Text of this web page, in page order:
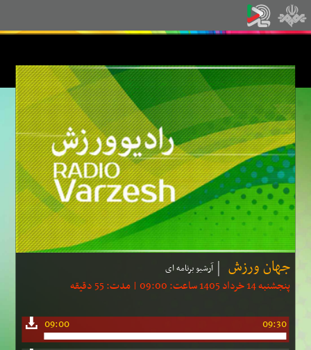
جهان ورزش آرشیو برنامه ای
پنجشنبه 14 خرداد 1405 ساعت: 09:00 | مدت: 55 دقیقه
09:00
09:30